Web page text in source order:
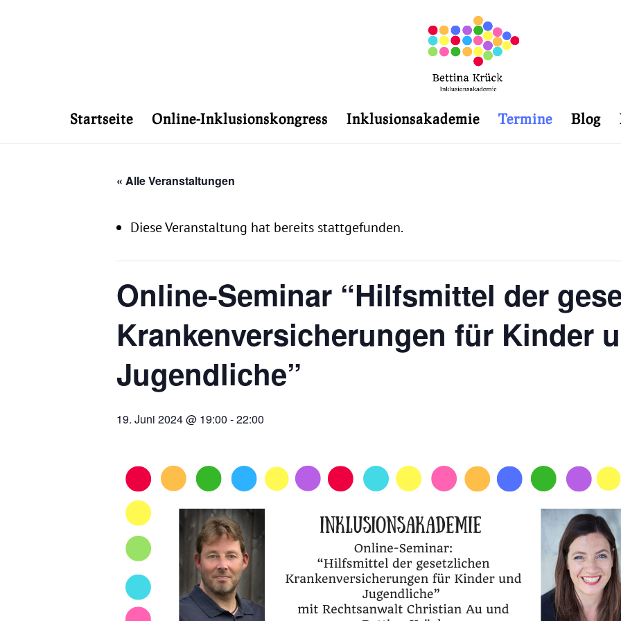
Startseite Online-Inklusionskongress Inklusionsakademie Termine Blog
« Alle Veranstaltungen
Diese Veranstaltung hat bereits stattgefunden.
Online-Seminar “Hilfsmittel der
Krankenversicherungen für Kinder
Jugendliche”
19. Juni 2024 @ 19:00 -22:00